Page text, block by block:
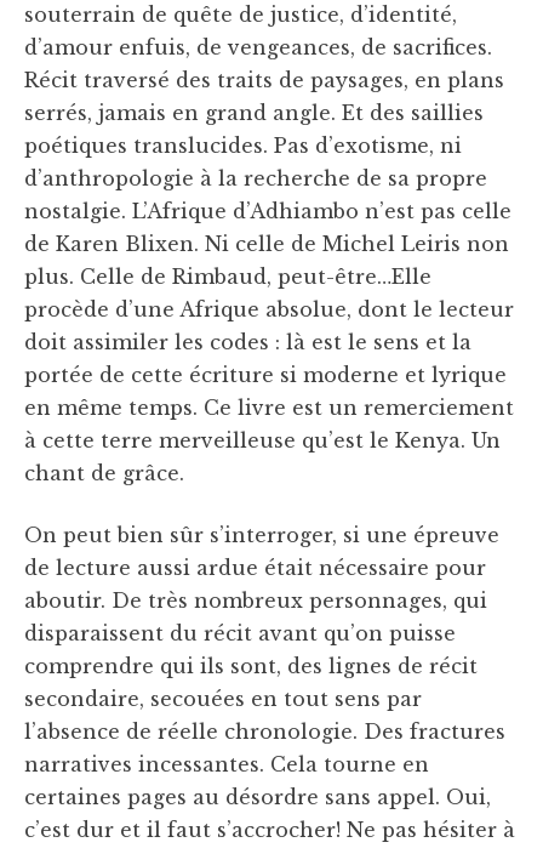
souterrain de quête de justice, d’identité,
d’amour enfuis, de vengeances, de sacrifices.
Récit traversé des traits de paysages, en plans
serrés, jamais en grand angle. Et des saillies
poétiques translucides. Pas d’exotisme, ni
d’anthropologie à la recherche de sa propre
nostalgie. L’Afrique d’Adhiambo n’est pas celle
de Karen Blixen. Ni celle de Michel Leiris non
plus. Celle de Rimbaud, peut-être…Elle
procède d’une Afrique absolue, dont le lecteur
doit assimiler les codes : là est le sens et la
portée de cette écriture si moderne et lyrique
en même temps. Ce livre est un remerciement
à cette terre merveilleuse qu’est le Kenya. Un
chant de grâce.
On peut bien sûr s’interroger, si une épreuve
de lecture aussi ardue était nécessaire pour
aboutir. De très nombreux personnages, qui
disparaissent du récit avant qu’on puisse
comprendre qui ils sont, des lignes de récit
secondaire, secouées en tout sens par
l’absence de réelle chronologie. Des fractures
narratives incessantes. Cela tourne en
certaines pages au désordre sans appel. Oui,
c’est dur et il faut s’accrocher! Ne pas hésiter à